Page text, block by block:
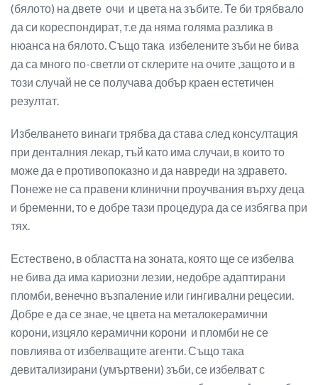
(бялото) на двете очи и цвета на зъбите. Те би трябвало
да си кореспондират, т.е да няма голяма разлика в
нюанса на бялото. Също така избелените зъби не бива
да са много по-светли от склерите на очите ,защото и в
този случай не се получава добър краен естетичен
резултат.
Избелването винаги трябва да става след консултация
при денталния лекар, тъй като има случаи, в които то
може да е противопоказно и да навреди на здравето.
Понеже не са правени клинични проучвания върху деца
и бременни, то е добре тази процедура да се избягва при
тях.
Естествено, в областта на зоната, която ще се избелва
не бива да има кариозни лезии, недобре адаптирани
пломби, венечно възпаление или гингивални рецесии.
Добре е да се знае, че цвета на металокерамични
корони, изцяло керамични корони и пломби не се
повлиява от избелващите агенти. Също така
девитализирани (умъртвени) зъби, се избелват с